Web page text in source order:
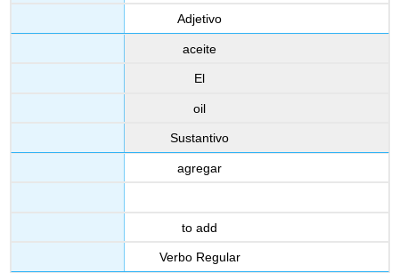
Adjetivo
aceite
El
oil
Sustantivo
agregar
to add
Verbo Regular